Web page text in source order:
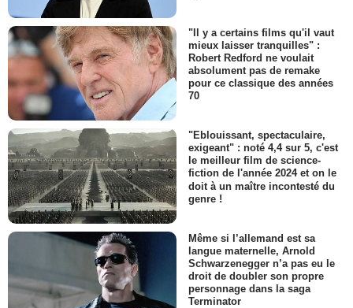
"Il y a certains films qu'il vaut
mieux laisser tranquilles" :
Robert Redford ne voulait
absolument pas de remake
pour ce classique des années
70
"Eblouissant, spectaculaire,
exigeant" : noté 4,4 sur 5, c'est
le meilleur film de science-
fiction de l'année 2024 et on le
doit à un maître incontesté du
genre !
Même si l’allemand est sa
langue maternelle, Arnold
Schwarzenegger n’a pas eu le
droit de doubler son propre
personnage dans la saga
Terminator